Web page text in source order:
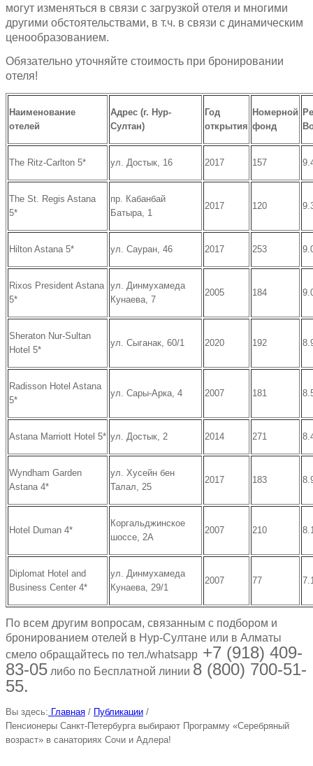
могут изменяться в связи с загрузкой отеля и многими
другими обстоятельствами, в т.ч. в связи с динамическим
ценообразованием.
Обязательно уточняйте стоимость при бронировании
отеля!
Наименование
отелей
Адрес (г. Нур-
Султан)
Год
открытия
Номерной
фонд
The Ritz-Carlton 5* ул. Достык, 16 2017 157
The St. Regis Astana
5*
пр. Кабанбай
Батыра, 1
2017 120
Hilton Astana 5* ул. Сауран, 46 2017 253
Rixos President Astana
5*
ул. Динмухамеда
Кунаева, 7
2005 184
Sheraton Nur-Sultan
Hotel 5*
ул. Сыганак, 60/1 2020 192
Radisson Hotel Astana
5*
ул. Сары-Арка, 4 2007 181
Astana Marriott Hotel 5* ул. Достык, 2 2014 271
Wyndham Garden
Astana 4*
ул. Хусейн бен
Талал, 25
2017 183
Hotel Duman 4*
Коргальджинское
шоссе, 2А
2007 210
Diplomat Hotel and
Business Center 4*
ул. Динмухамеда
Кунаева, 29/1
2007 77
По всем другим вопросам, связанным с подбором и
бронированием отелей в Нур-Султане или в Алматы
смело обращайтесь по тел./whatsapp +7 (918) 409-
83-05 либо по Бесплатной линии 8 (800) 700-51-
55.
Вы здесь: Главная / Публикации /
Пенсионеры Санкт-Петербурга выбирают Программу «Серебряный
возраст» в санаториях Сочи и Адлера!